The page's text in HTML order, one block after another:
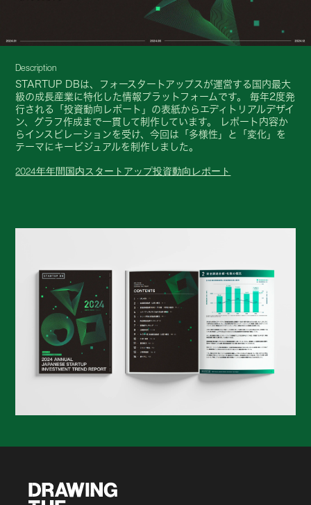
Description
STARTUP DBは、フォースタートアップスが運営する国内最大
級の成長産業に特化した情報プラットフォームです。 毎年2度発
行される「投資動向レポート」の表紙からエディトリアルデザイ
ン、グラフ作成まで一貫して制作しています。 レポート内容か
らインスピレーションを受け、今回は「多様性」と「変化」を
テーマにキービジュアルを制作しました。
2024年年間国内スタートアップ投資動向レポート